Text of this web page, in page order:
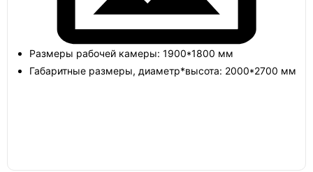
Погреб 4х4
Погреб сварной
Размеры рабочей камеры: 1900*1800 мм
Габаритные размеры, диаметр*высота: 2000*2700 мм